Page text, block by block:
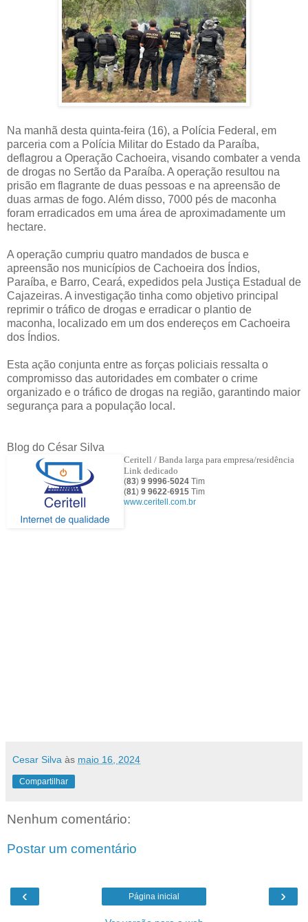
Na manhã desta quinta-feira (16), a Polícia Federal, em
parceria com a Polícia Militar do Estado da Paraíba,
deflagrou a Operação Cachoeira, visando combater a venda
de drogas no Sertão da Paraíba. A operação resultou na
prisão em flagrante de duas pessoas e na apreensão de
duas armas de fogo. Além disso, 7000 pés de maconha
foram erradicados em uma área de aproximadamente um
hectare.
A operação cumpriu quatro mandados de busca e
apreensão nos municípios de Cachoeira dos Índios,
Paraíba, e Barro, Ceará, expedidos pela Justiça Estadual de
Cajazeiras. A investigação tinha como objetivo principal
reprimir o tráfico de drogas e erradicar o plantio de
maconha, localizado em um dos endereços em Cachoeira
dos Índios.
Esta ação conjunta entre as forças policiais ressalta o
compromisso das autoridades em combater o crime
organizado e o tráfico de drogas na região, garantindo maior
segurança para a população local.
Blog do César Silva
Ceritell / Banda larga para empresa/residência
Link dedicado
(83) 9 9996-5024 Tim
(81) 9 9622-6915 Tim
www.ceritell.com.br
Cesar Silva às maio 16, 2024
Compartilhar
Nenhum comentário:
Postar um comentário
‹ ›
Página inicial